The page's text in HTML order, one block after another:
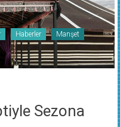
Haberler Manşet
Sezona